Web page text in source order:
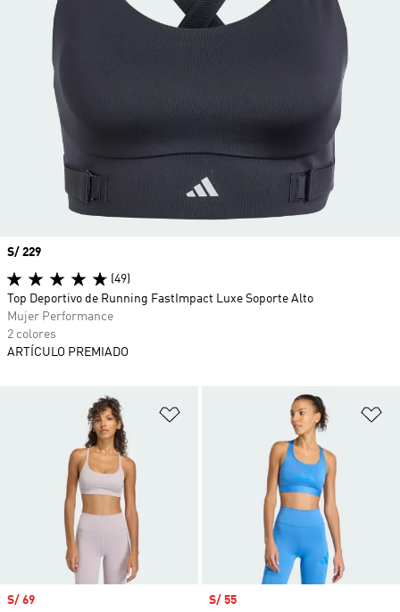
Añadir a la lista de deseos
Precio de venta
S/ 69 Precio de venta
S/ 55
Precio
S/ 229
(49)
Top Deportivo de Running FastImpact Luxe Soporte Alto
Mujer Performance
2 colores
ARTÍCULO PREMIADO